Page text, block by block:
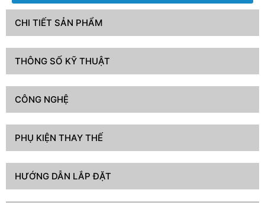
CHI TIẾT SẢN PHẨM
THÔNG SỐ KỸ THUẬT
CÔNG NGHỆ
PHỤ KIỆN THAY THẾ
HƯỚNG DẪN LẮP ĐẶT